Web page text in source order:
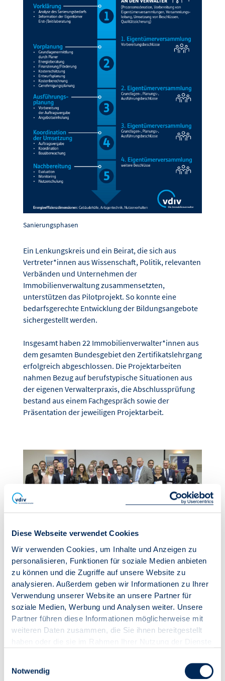
Diese Webseite verwendet Cookies
Wir verwenden Cookies, um Inhalte und Anzeigen zu
personalisieren, Funktionen für soziale Medien anbieten
zu können und die Zugriffe auf unsere Website zu
analysieren. Außerdem geben wir Informationen zu Ihrer
Verwendung unserer Website an unsere Partner für
soziale Medien, Werbung und Analysen weiter. Unsere
Partner führen diese Informationen möglicherweise mit
weiteren Daten zusammen, die Sie ihnen bereitgestellt
Notwendig
Sanierungsphasen
Ein Lenkungskreis und ein Beirat, die sich aus
Vertreter*innen aus Wissenschaft, Politik, relevanten
Verbänden und Unternehmen der
Immobilienverwaltung zusammensetzten,
unterstützen das Pilotprojekt. So konnte eine
bedarfsgerechte Entwicklung der Bildungsangebote
sichergestellt werden.
Insgesamt haben 22 Immobilienverwalter*innen aus
dem gesamten Bundesgebiet den Zertifikatslehrgang
erfolgreich abgeschlossen. Die Projektarbeiten
nahmen Bezug auf berufstypische Situationen aus
der eigenen Verwalterpraxis, die Abschlussprüfung
bestand aus einem Fachgespräch sowie der
Präsentation der jeweiligen Projektarbeit.
statt.
Immobilienverwaltungen
als Schlüsselakteure in
energetischen
Immobilienverwalter*innen haben bei der Erfüllung
der klimapolitischen Ziele eine wichtige Funktion als